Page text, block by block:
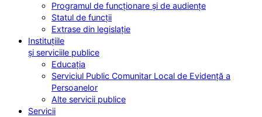
Programul de funcționare și de audiențe
Statul de funcții
Extrase din legislație
Instituțiile
și serviciile publice
Educația
Serviciul Public Comunitar Local de Evidență a
Persoanelor
Alte servicii publice
Servicii